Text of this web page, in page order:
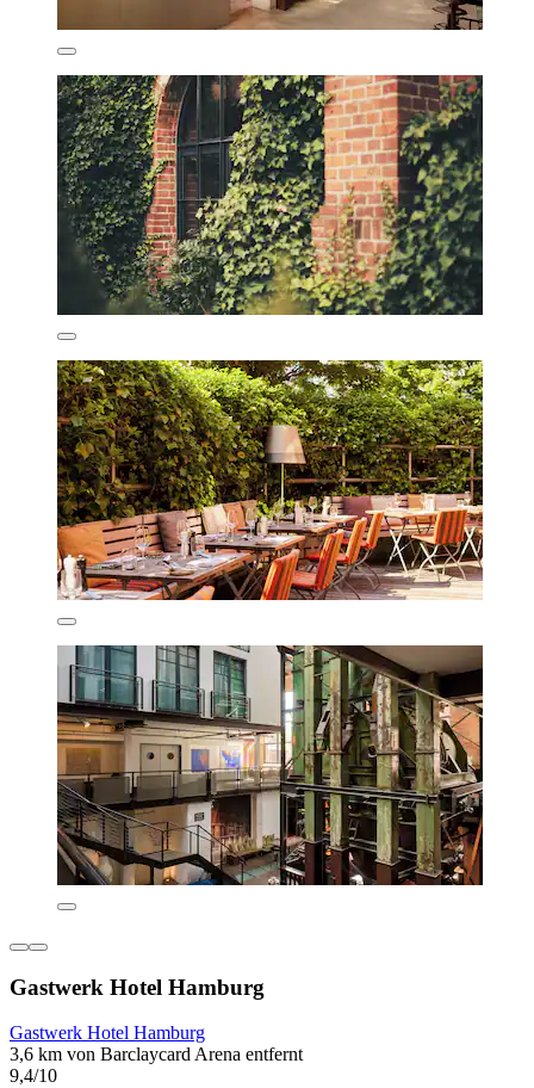
Gastwerk Hotel Hamburg
Gastwerk Hotel Hamburg
3,6 km von Barclaycard Arena entfernt
9,4/10